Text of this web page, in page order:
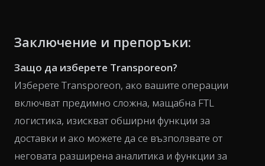
Заключение и препоръки:
Защо да изберете Transporeon?
Изберете Transporeon, ако вашите операции
включват предимно сложна, мащабна FTL
логистика, изискват обширни функции за
доставки и ако можете да се възползвате от
неговата разширена аналитика и функции за